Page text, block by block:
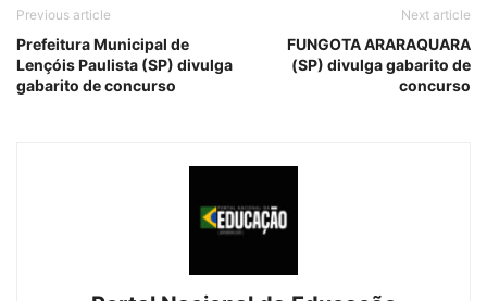
Previous article
Prefeitura Municipal de
Lençóis Paulista (SP) divulga
gabarito de concurso
Next article
FUNGOTA ARARAQUARA
(SP) divulga gabarito de
concurso